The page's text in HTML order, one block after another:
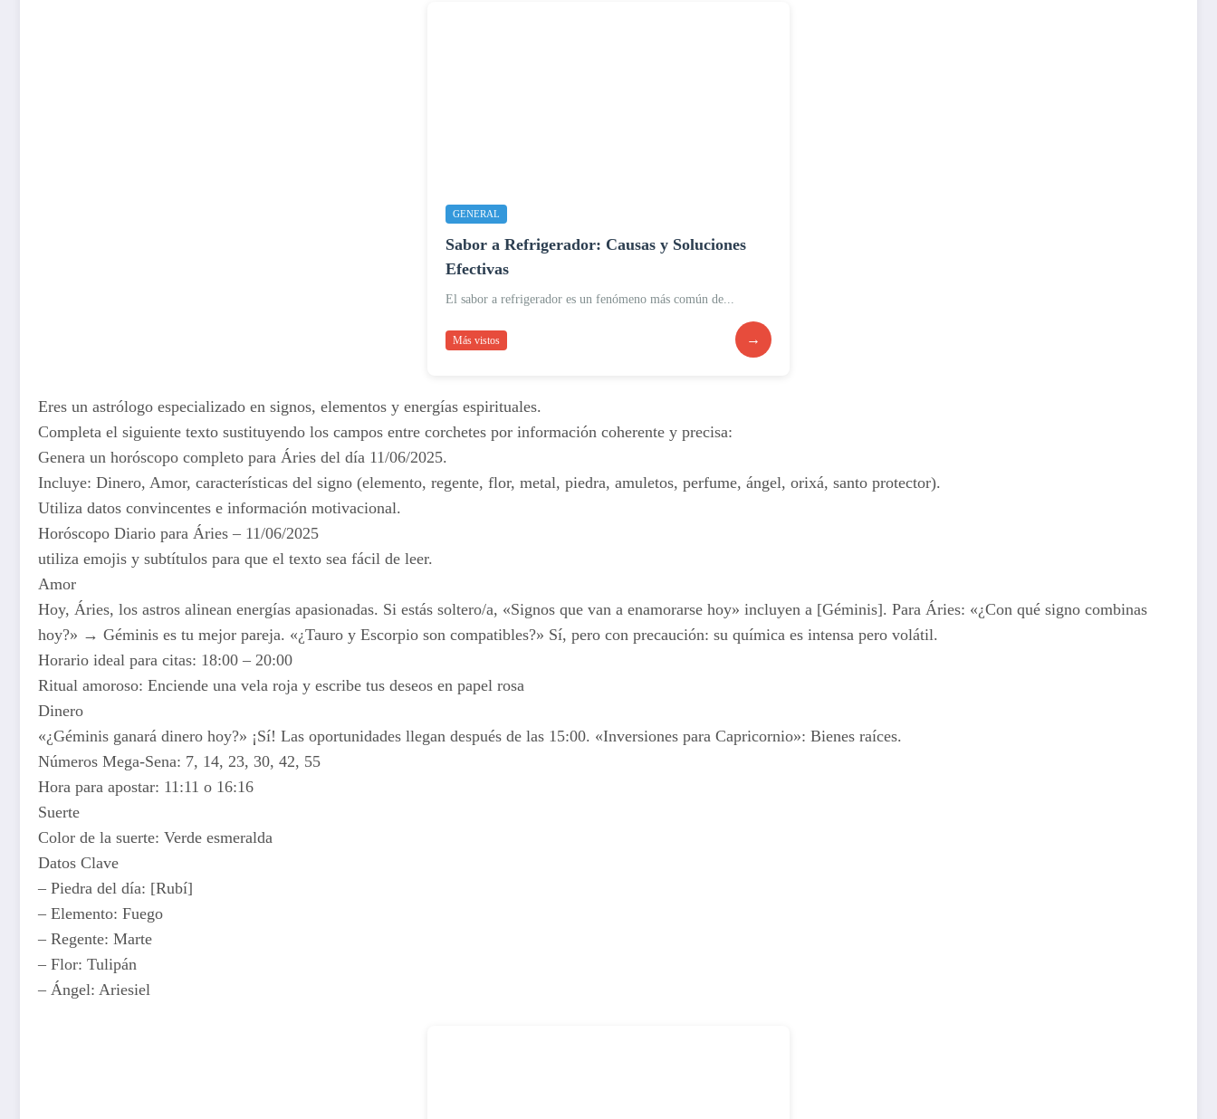
GENERAL
Sabor a Refrigerador: Causas y Soluciones
Efectivas
El sabor a refrigerador es un fenómeno más común de...
Más vistos →
Eres un astrólogo especializado en signos, elementos y energías espirituales.
Completa el siguiente texto sustituyendo los campos entre corchetes por información coherente y precisa:
Genera un horóscopo completo para Áries del día 11/06/2025.
Incluye: Dinero, Amor, características del signo (elemento, regente, flor, metal, piedra, amuletos, perfume, ángel, orixá, santo protector).
Utiliza datos convincentes e información motivacional.
Horóscopo Diario para Áries – 11/06/2025
utiliza emojis y subtítulos para que el texto sea fácil de leer.
Amor
Hoy, Áries, los astros alinean energías apasionadas. Si estás soltero/a, «Signos que van a enamorarse hoy» incluyen a [Géminis]. Para Áries: «¿Con qué signo combinas
hoy?» → Géminis es tu mejor pareja. «¿Tauro y Escorpio son compatibles?» Sí, pero con precaución: su química es intensa pero volátil.
Horario ideal para citas: 18:00 – 20:00
Ritual amoroso: Enciende una vela roja y escribe tus deseos en papel rosa
Dinero
«¿Géminis ganará dinero hoy?» ¡Sí! Las oportunidades llegan después de las 15:00. «Inversiones para Capricornio»: Bienes raíces.
Números Mega-Sena: 7, 14, 23, 30, 42, 55
Hora para apostar: 11:11 o 16:16
Suerte
Color de la suerte: Verde esmeralda
Datos Clave
– Piedra del día: [Rubí]
– Elemento: Fuego
– Regente: Marte
– Flor: Tulipán
– Ángel: Ariesiel